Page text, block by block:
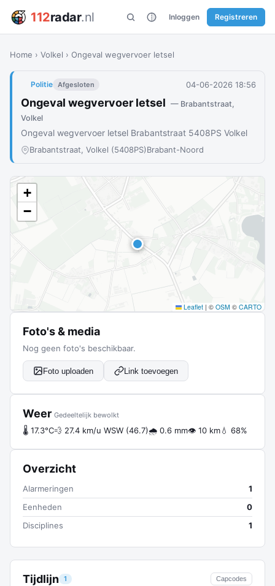
112radar.nl Inloggen Registreren
Home › Volkel › Ongeval wegvervoer letsel
Politie Afgesloten 04-06-2026 18:56
Ongeval wegvervoer letsel — Brabantstraat,
Volkel
Ongeval wegvervoer letsel Brabantstraat 5408PS Volkel
Brabantstraat, Volkel (5408PS)Brabant-Noord
Tijdlijn 1 Capcodes
+
−
Leaflet | © OSM © CARTO
Foto's & media
Nog geen foto's beschikbaar.
Foto uploaden Link toevoegen
Weer Gedeeltelijk bewolkt
🌡 17.3°C💨 27.4 km/u WSW (46.7)🌧 0.6 mm👁 10 km💧 68%
Overzicht
Alarmeringen
1
Eenheden
0
Disciplines
1